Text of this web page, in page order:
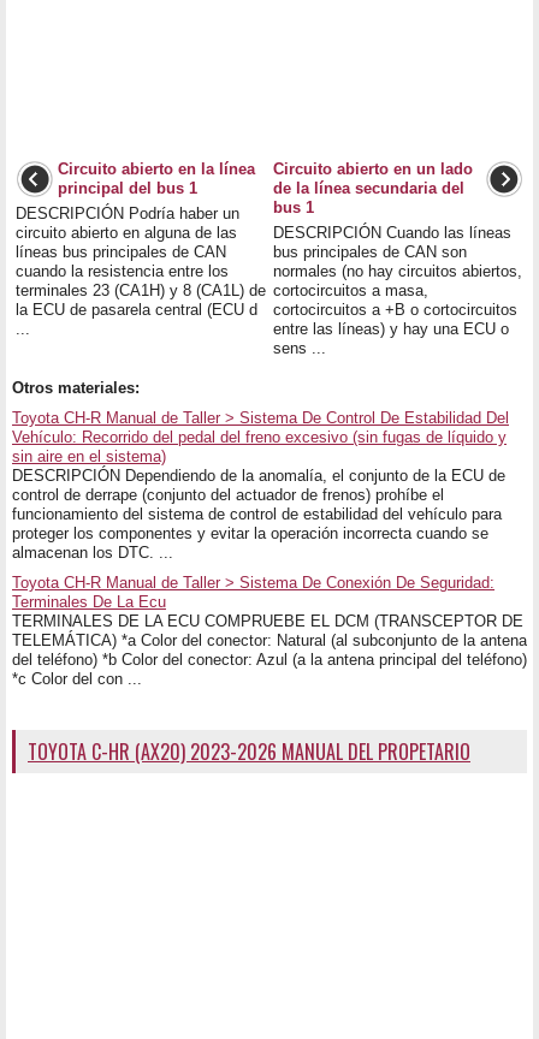
Circuito abierto en la línea
principal del bus 1
DESCRIPCIÓN Podría haber un
circuito abierto en alguna de las
líneas bus principales de CAN
cuando la resistencia entre los
terminales 23 (CA1H) y 8 (CA1L) de
la ECU de pasarela central (ECU d
Circuito abierto en un lado
de la línea secundaria del
bus 1
DESCRIPCIÓN Cuando las líneas
bus principales de CAN son
normales (no hay circuitos abiertos,
cortocircuitos a masa,
cortocircuitos a +B o cortocircuitos
entre las líneas) y hay una ECU o
sens ...
Otros materiales:
Toyota CH-R Manual de Taller > Sistema De Control De Estabilidad Del
Vehículo: Recorrido del pedal del freno excesivo (sin fugas de líquido y
sin aire en el sistema)
DESCRIPCIÓN Dependiendo de la anomalía, el conjunto de la ECU de
control de derrape (conjunto del actuador de frenos) prohíbe el
funcionamiento del sistema de control de estabilidad del vehículo para
proteger los componentes y evitar la operación incorrecta cuando se
almacenan los DTC. ...
Toyota CH-R Manual de Taller > Sistema De Conexión De Seguridad:
Terminales De La Ecu
TERMINALES DE LA ECU COMPRUEBE EL DCM (TRANSCEPTOR DE
TELEMÁTICA) *a Color del conector: Natural (al subconjunto de la antena
del teléfono) *b Color del conector: Azul (a la antena principal del teléfono)
*c Color del con ...
TOYOTA C-HR (AX20) 2023-2026 MANUAL DEL PROPETARIO